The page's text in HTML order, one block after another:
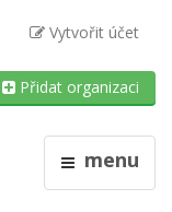
Vytvořit účet
Přidat organizaci
menu